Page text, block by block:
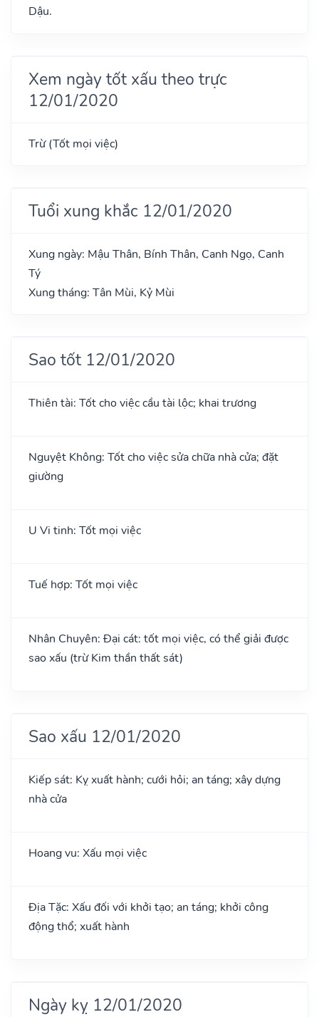
Dậu.
Xem ngày tốt xấu theo trực
12/01/2020
Trừ (Tốt mọi việc)
Tuổi xung khắc 12/01/2020
Xung ngày: Mậu Thân, Bính Thân, Canh Ngọ, Canh
Tý
Xung tháng: Tân Mùi, Kỷ Mùi
Sao tốt 12/01/2020
Thiên tài: Tốt cho việc cầu tài lộc; khai trương
Nguyệt Không: Tốt cho việc sửa chữa nhà cửa; đặt
giường
U Vi tinh: Tốt mọi việc
Tuế hợp: Tốt mọi việc
Nhân Chuyên: Đại cát: tốt mọi việc, có thể giải được
sao xấu (trừ Kim thần thất sát)
Sao xấu 12/01/2020
Kiếp sát: Kỵ xuất hành; cưới hỏi; an táng; xây dựng
nhà cửa
Hoang vu: Xấu mọi việc
Địa Tặc: Xấu đối với khởi tạo; an táng; khởi công
động thổ; xuất hành
Ngày kỵ 12/01/2020